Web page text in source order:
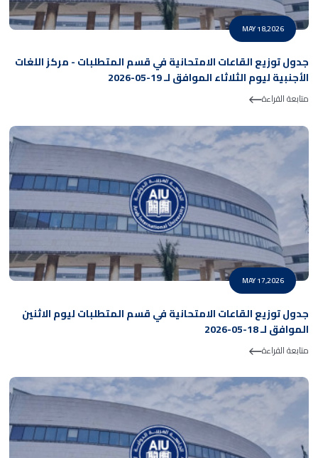
MAY 18,2026
جدول توزيع القاعات الامتحانية في قسم المتطلبات - مركز اللغات
الأجنبية ليوم الثلاثاء الموافق لـ 19-05-2026
متابعة القراءة
MAY 17,2026
جدول توزيع القاعات الامتحانية في قسم المتطلبات ليوم الاثنين
الموافق لـ 18-05-2026
متابعة القراءة